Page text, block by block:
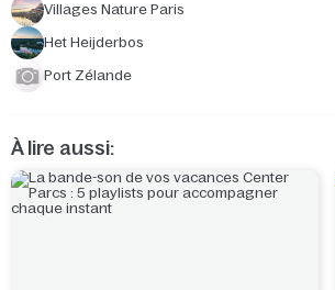
Villages Nature Paris
Het Heijderbos
Port Zélande
À lire aussi: